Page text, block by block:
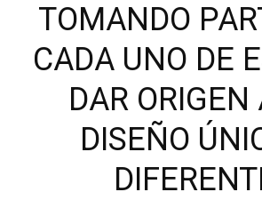
TOMANDO
CADA UNO DE
DAR ORIGEN
DISEÑO